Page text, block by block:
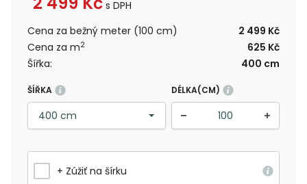
s DPH
Cena za bežný meter (100 cm)
2 499 Kč
Cena za m2
625 Kč
Šířka:
400 cm
ŠÍŘKA DÉLKA(CM)
+ Zúžiť na šírku